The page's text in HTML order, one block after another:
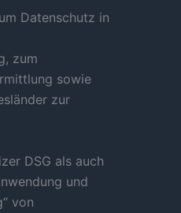
Datenschutz in
zum
sowie
zur
DSG als auch
und
von